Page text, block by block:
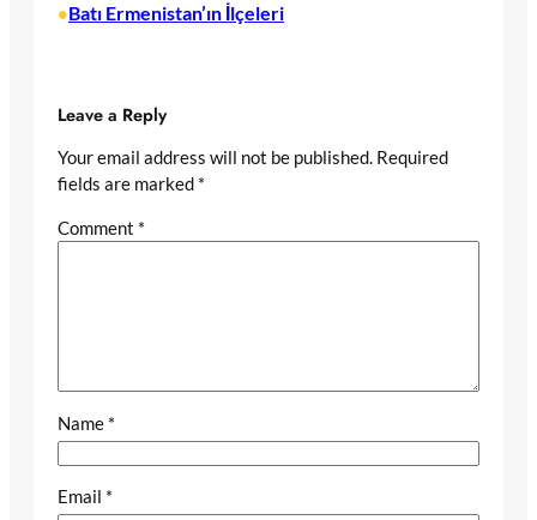
•Batı Ermenistan’ın İlçeleri
Leave a Reply
Your email address will not be published. Required
fields are marked *
Comment *
Name *
Email *